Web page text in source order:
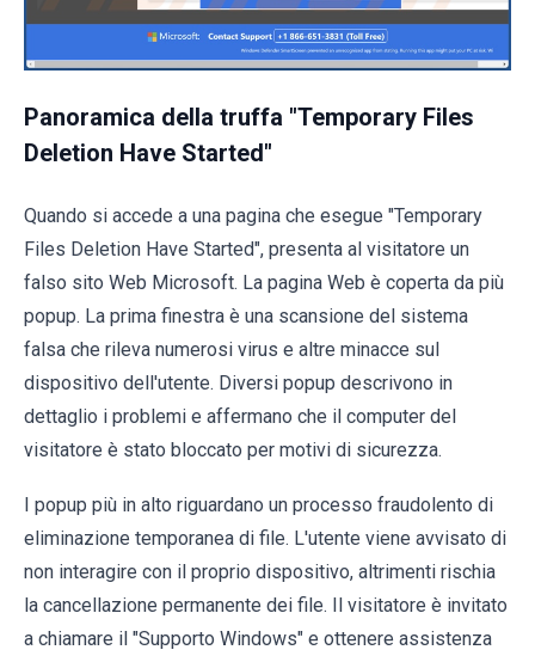
Panoramica della truffa "Temporary Files
Deletion Have Started"
Quando si accede a una pagina che esegue "Temporary
Files Deletion Have Started", presenta al visitatore un
falso sito Web Microsoft. La pagina Web è coperta da più
popup. La prima finestra è una scansione del sistema
falsa che rileva numerosi virus e altre minacce sul
dispositivo dell'utente. Diversi popup descrivono in
dettaglio i problemi e affermano che il computer del
visitatore è stato bloccato per motivi di sicurezza.
I popup più in alto riguardano un processo fraudolento di
eliminazione temporanea di file. L'utente viene avvisato di
non interagire con il proprio dispositivo, altrimenti rischia
la cancellazione permanente dei file. Il visitatore è invitato
a chiamare il "Supporto Windows" e ottenere assistenza